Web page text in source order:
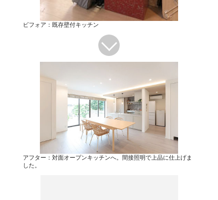
ビフォア：既存壁付キッチン
アフター：対面オープンキッチンへ。間接照明で上品に仕上げま
した。